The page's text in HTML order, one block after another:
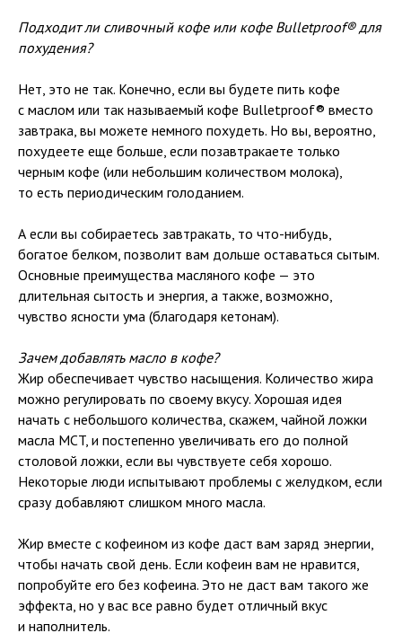
Подходит ли сливочный кофе или кофе Bulletproof® для
похудения?
Нет, это не так. Конечно, если вы будете пить кофе
с маслом или так называемый кофе Bulletproof® вместо
завтрака, вы можете немного похудеть. Но вы, вероятно,
похудеете еще больше, если позавтракаете только
черным кофе (или небольшим количеством молока),
то есть периодическим голоданием.
А если вы собираетесь завтракать, то что-нибудь,
богатое белком, позволит вам дольше оставаться сытым.
Основные преимущества масляного кофе — это
длительная сытость и энергия, а также, возможно,
чувство ясности ума (благодаря кетонам).
Зачем добавлять масло в кофе?
Жир обеспечивает чувство насыщения. Количество жира
можно регулировать по своему вкусу. Хорошая идея
начать с небольшого количества, скажем, чайной ложки
масла MCT, и постепенно увеличивать его до полной
столовой ложки, если вы чувствуете себя хорошо.
Некоторые люди испытывают проблемы с желудком, если
сразу добавляют слишком много масла.
Жир вместе с кофеином из кофе даст вам заряд энергии,
чтобы начать свой день. Если кофеин вам не нравится,
попробуйте его без кофеина. Это не даст вам такого же
эффекта, но у вас все равно будет отличный вкус
и наполнитель.